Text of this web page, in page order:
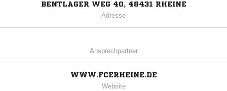
BENTLAGER WEG 40, 48431 RHEINE
Adresse
Ansprechpartner
WWW.FCERHEINE.DE
Website